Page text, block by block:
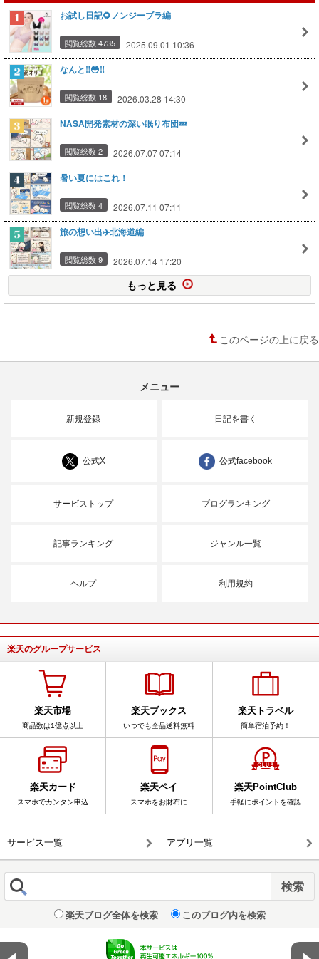
お試し日記🌻ノンジーブラ編
閲覧総数 4735 2025.09.01 10:36
なんと‼️😳‼️
閲覧総数 18 2026.03.28 14:30
NASA開発素材の深い眠り布団💤
閲覧総数 2 2026.07.07 07:14
暑い夏にはこれ！
閲覧総数 4 2026.07.11 07:11
旅の想い出✈️北海道編
閲覧総数 9 2026.07.14 17:20
もっと見る
このページの上に戻る
メニュー
新規登録 日記を書く
公式X 公式facebook
サービストップ ブログランキング
記事ランキング ジャンル一覧
ヘルプ 利用規約
楽天のグループサービス
楽天市場
商品数は1億点以上
楽天ブックス
いつでも全品送料無料
楽天トラベル
簡単宿泊予約！
楽天カード
スマホでカンタン申込
楽天ペイ
スマホをお財布に
楽天PointClub
手軽にポイントを確認
サービス一覧 アプリ一覧
楽天ブログ全体を検索 このブログ内を検索